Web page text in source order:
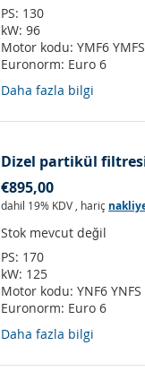
PS: 130
kW:96
Motor kodu:YMF6 YMFS
Euronorm: Euro 6
Daha fazla bilgi
Dizel partikül filtresi
€895,00
dahil 19% KDV , hariç
Stok mevcut değil
PS: 170
kW: 125
Motor kodu:YNF6 YNFS
Euronorm: Euro 6
Daha fazla bilgi